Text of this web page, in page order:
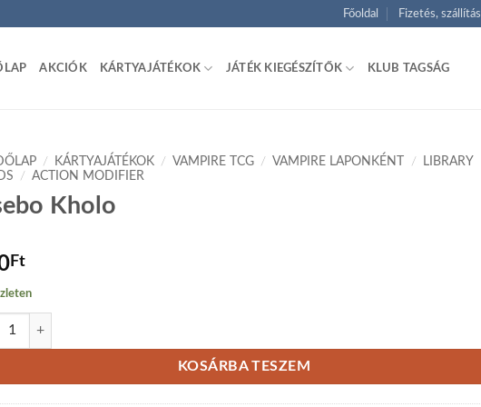
Főoldal Fizetés, szállítás
AKCIÓK KÁRTYAJÁTÉKOK JÁTÉK KIEGÉSZÍTŐK KLUB TAGSÁG
/ KÁRTYAJÁTÉKOK / VAMPIRE TCG / VAMPIRE LAPONKÉNT /
LIBRARY
/ ACTION MODIFIER
Kholo
Ft
Kholo mennyiség
KOSÁRBA TESZEM